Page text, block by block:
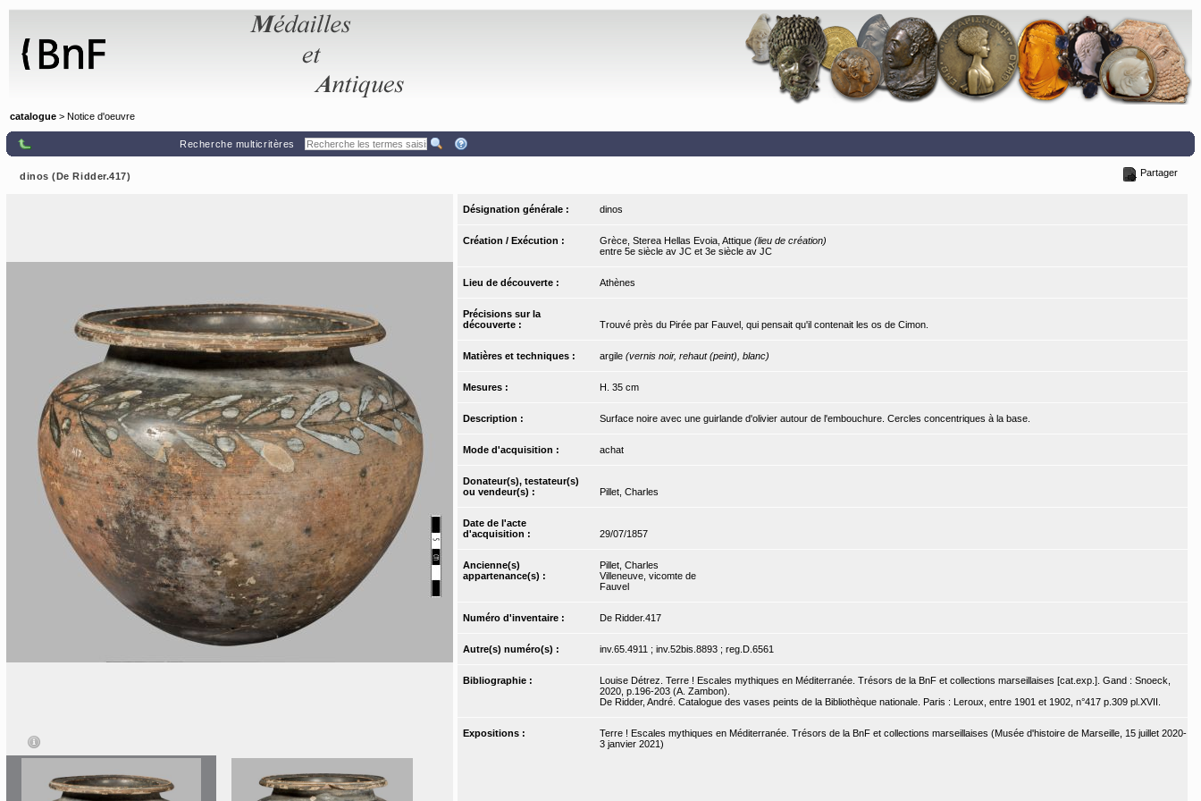
catalogue > Notice d'oeuvre
Recherche multicritères
dinos (De Ridder.417) Partager
Désignation générale : dinos
Création / Exécution : Grèce, Sterea Hellas Evoia, Attique (lieu de création)
entre 5e siècle av JC et 3e siècle av JC
Lieu de découverte : Athènes
Précisions sur la
découverte :
Trouvé près du Pirée par Fauvel, qui pensait qu'il contenait les os de Cimon.
Matières et techniques : argile (vernis noir, rehaut (peint), blanc)
Mesures : H. 35 cm
Description : Surface noire avec une guirlande d'olivier autour de l'embouchure. Cercles concentriques à la base.
Mode d'acquisition : achat
Donateur(s), testateur(s)
ou vendeur(s) :
Pillet, Charles
Date de l'acte
d'acquisition :
29/07/1857
Ancienne(s)
appartenance(s) :
Pillet, Charles
Villeneuve, vicomte de
Fauvel
Numéro d'inventaire : De Ridder.417
Autre(s) numéro(s) : inv.65.4911 ; inv.52bis.8893 ; reg.D.6561
Bibliographie :
Louise Détrez. Terre ! Escales mythiques en Méditerranée. Trésors de la BnF et collections marseillaises [cat.exp.]. Gand : Snoeck,
2020, p.196-203 (A. Zambon).
De Ridder, André. Catalogue des vases peints de la Bibliothèque nationale. Paris : Leroux, entre 1901 et 1902, n°417 p.309 pl.XVII.
Expositions :
Terre ! Escales mythiques en Méditerranée. Trésors de la BnF et collections marseillaises (Musée d'histoire de Marseille, 15 juillet 2020-
3 janvier 2021)